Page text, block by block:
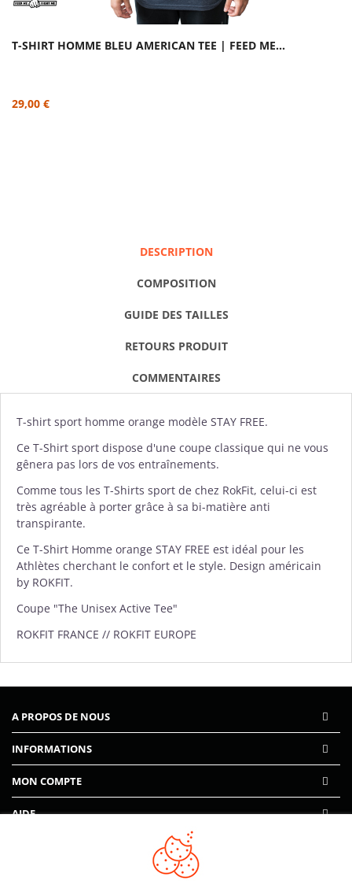
T-SHIRT HOMME BLEU AMERICAN TEE | FEED ME...
29,00 €
DESCRIPTION
COMPOSITION
GUIDE DES TAILLES
RETOURS PRODUIT
COMMENTAIRES
T-shirt sport homme orange modèle STAY FREE.
Ce T-Shirt sport dispose d'une coupe classique qui ne vous
gênera pas lors de vos entraînements.
Comme tous les T-Shirts sport de chez RokFit, celui-ci est
très agréable à porter grâce à sa bi-matière anti
transpirante.
Ce T-Shirt Homme orange STAY FREE est idéal pour les
Athlètes cherchant le confort et le style. Design américain
by ROKFIT.
Coupe "The Unisex Active Tee"
ROKFIT FRANCE // ROKFIT EUROPE
A PROPOS DE NOUS
INFORMATIONS
MON COMPTE
AIDE